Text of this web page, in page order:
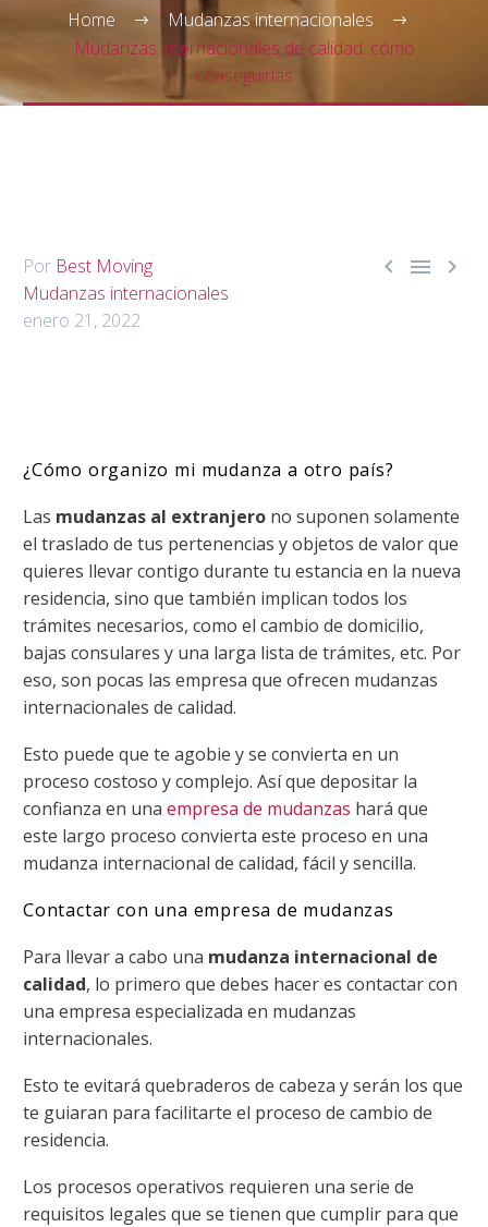
Home
Mudanzas internacionales
Mudanzas internacionales de calidad: cómo
conseguirlas
  
Por Best Moving
Mudanzas internacionales
enero 21, 2022
¿Cómo organizo mi mudanza a otro país?
Las mudanzas al extranjero no suponen solamente
el traslado de tus pertenencias y objetos de valor que
quieres llevar contigo durante tu estancia en la nueva
residencia, sino que también implican todos los
trámites necesarios, como el cambio de domicilio,
bajas consulares y una larga lista de trámites, etc. Por
eso, son pocas las empresa que ofrecen mudanzas
internacionales de calidad.
Esto puede que te agobie y se convierta en un
proceso costoso y complejo. Así que depositar la
confianza en una empresa de mudanzas hará que
este largo proceso convierta este proceso en una
mudanza internacional de calidad, fácil y sencilla.
Contactar con una empresa de mudanzas
Para llevar a cabo una mudanza internacional de
calidad, lo primero que debes hacer es contactar con
una empresa especializada en mudanzas
internacionales.
Esto te evitará quebraderos de cabeza y serán los que
te guiaran para facilitarte el proceso de cambio de
residencia.
Los procesos operativos requieren una serie de
requisitos legales que se tienen que cumplir para que